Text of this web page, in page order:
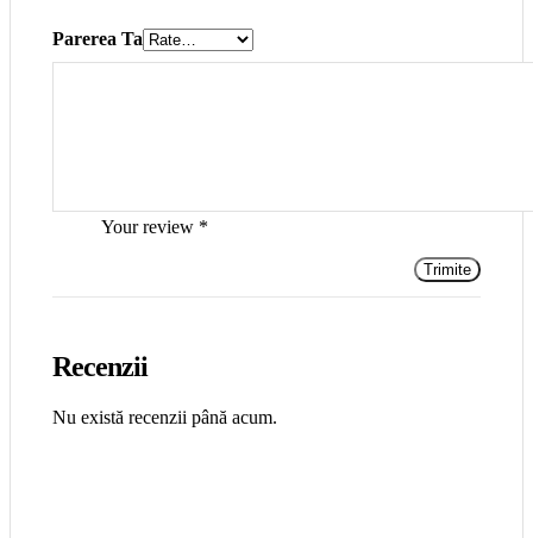
Recenzii
Nu există recenzii până acum.
Parerea Ta
Your review *